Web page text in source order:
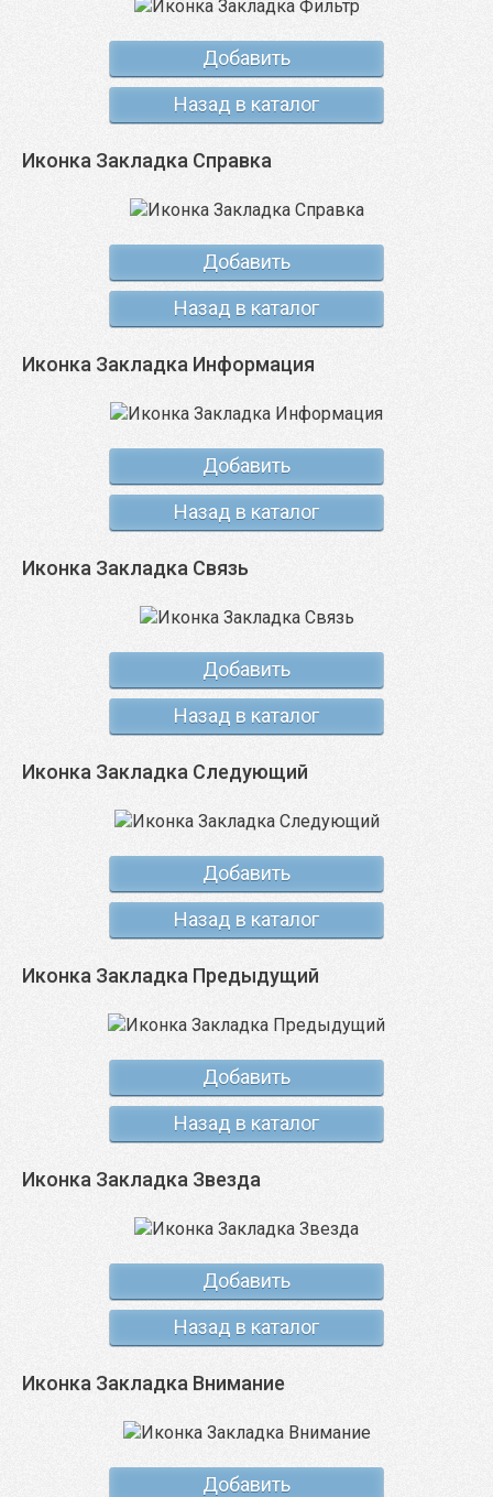
Добавить
Назад в каталог
Иконка Закладка Справка
Добавить
Назад в каталог
Иконка Закладка Информация
Добавить
Назад в каталог
Иконка Закладка Связь
Добавить
Назад в каталог
Иконка Закладка Следующий
Добавить
Назад в каталог
Иконка Закладка Предыдущий
Добавить
Назад в каталог
Иконка Закладка Звезда
Добавить
Назад в каталог
Иконка Закладка Внимание
Добавить